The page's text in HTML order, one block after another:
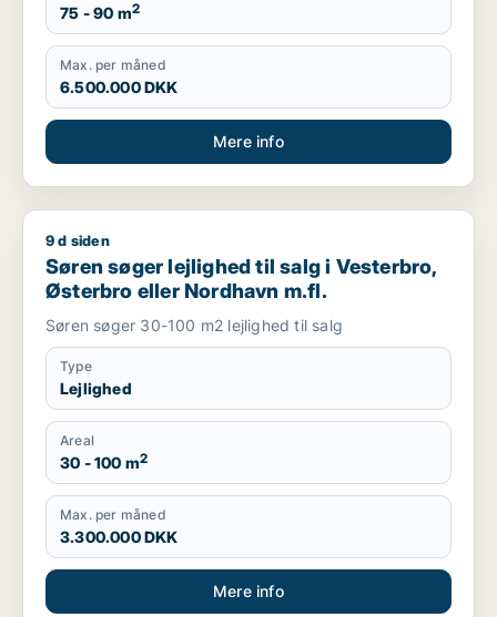
75 - 90 m2
Max. per måned
6.500.000 DKK
Mere info
Søren søger lejlighed til salg i Vesterbro, Østerbro eller
9 d siden
Søren søger lejlighed til salg i Vesterbro,
Østerbro eller Nordhavn m.fl.
Søren søger 30-100 m2 lejlighed til salg
Type
Lejlighed
Areal
30 - 100 m2
Max. per måned
3.300.000 DKK
Mere info